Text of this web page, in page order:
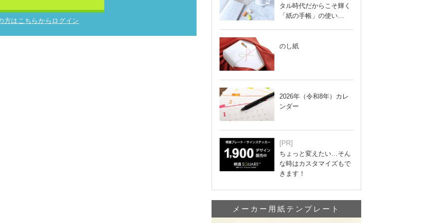
方はこちらからログイン
タル時代だからこそ輝く
「紙の手帳」の使い…
のし紙
2026年（令和8年）カレ
ンダー
[PR]
ちょっと変えたい…そん
な時はカスタマイズもで
きます！
メーカー用紙テンプレート